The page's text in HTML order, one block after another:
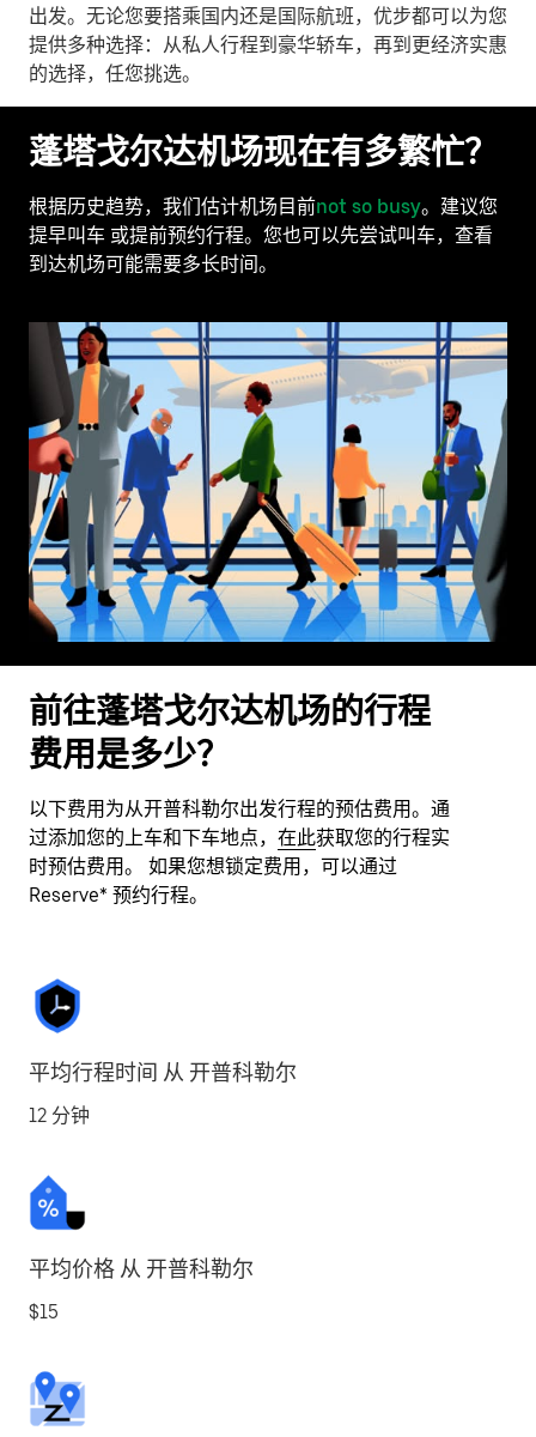
闭
日
历。
出发。无论您要搭乘国内还是国际航班，优步都可以为您
提供多种选择：从私人行程到豪华轿车，再到更经济实惠
的选择，任您挑选。
蓬塔戈尔达机场现在有多繁忙？
根据历史趋势，我们估计机场目前not so busy。建议您
提早叫车 或提前预约行程。您也可以先尝试叫车，查看
到达机场可能需要多长时间。
前往蓬塔戈尔达机场的行程
费用是多少？
以下费用为从开普科勒尔出发行程的预估费用。通
过添加您的上车和下车地点， 在此获取您的行程实
时预估费用。 如果您想锁定费用，可以通过
Reserve* 预约行程。
平均行程时间 从 开普科勒尔
12 分钟
平均价格 从 开普科勒尔
$15